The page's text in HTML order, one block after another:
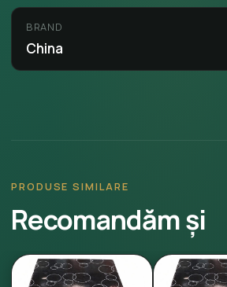
BRAND
China
PRODUSE SIMILARE
Recomandăm și